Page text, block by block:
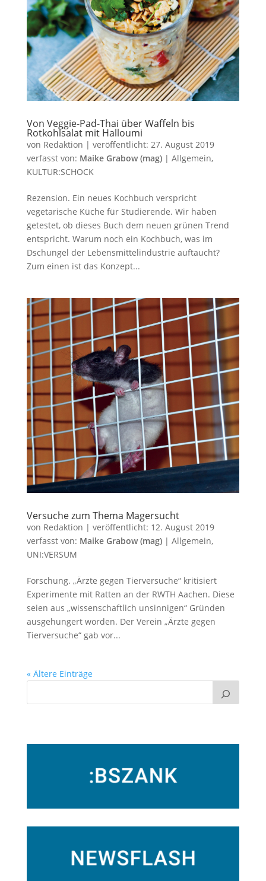
Von Veggie-Pad-Thai über Waffeln bis
Rotkohlsalat mit Halloumi
von Redaktion | veröffentlicht: 27. August 2019
verfasst von: Maike Grabow (mag)| Allgemein,
KULTUR:SCHOCK
Rezension. Ein neues Kochbuch verspricht
vegetarische Küche für Studierende. Wir haben
getestet, ob dieses Buch dem neuen grünen Trend
entspricht. Warum noch ein Kochbuch, was im
Dschungel der Lebensmittelindustrie auftaucht?
Zum einen ist das Konzept...
Versuche zum Thema Magersucht
von Redaktion | veröffentlicht: 12. August 2019
verfasst von: Maike Grabow (mag)| Allgemein,
UNI:VERSUM
Forschung. „Ärzte gegen Tierversuche“ kritisiert
Experimente mit Ratten an der RWTH Aachen. Diese
seien aus „wissenschaftlich unsinnigen“ Gründen
ausgehungert worden. Der Verein „Ärzte gegen
Tierversuche“ gab vor...
« Ältere Einträge